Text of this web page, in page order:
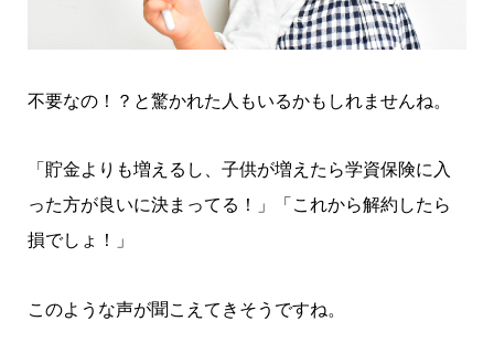
不要なの！？と驚かれた人もいるかもしれませんね。
「貯金よりも増えるし、子供が増えたら学資保険に入
った方が良いに決まってる！」「これから解約したら
損でしょ！」
このような声が聞こえてきそうですね。